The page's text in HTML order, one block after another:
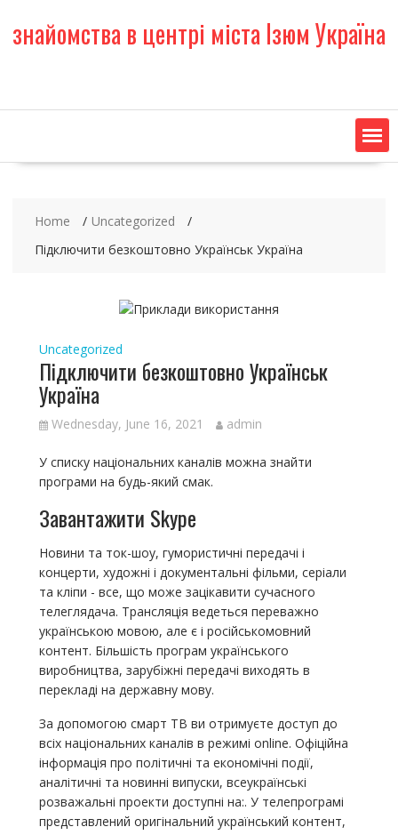
o
n
знайомства в центрі міста Ізюм Україна
Home
Uncategorized
Підключити безкоштовно Українськ Україна
Uncategorized
Підключити безкоштовно Українськ
Україна
Wednesday, June 16, 2021 admin
У списку національних каналів можна знайти
програми на будь-який смак.
Завантажити Skype
Новини та ток-шоу, гумористичні передачі і
концерти, художні і документальні фільми, серіали
та кліпи - все, що може зацікавити сучасного
телеглядача. Трансляція ведеться переважно
українською мовою, але є і російськомовний
контент. Більшість програм українського
виробництва, зарубіжні передачі виходять в
перекладі на державну мову.
За допомогою смарт ТВ ви отримуєте доступ до
всіх національних каналів в режимі online. Офіційна
інформація про політичні та економічні події,
аналітичні та новинні випуски, всеукраїнські
розважальні проекти доступні на:. У телепрограмі
представлений оригінальний український контент,